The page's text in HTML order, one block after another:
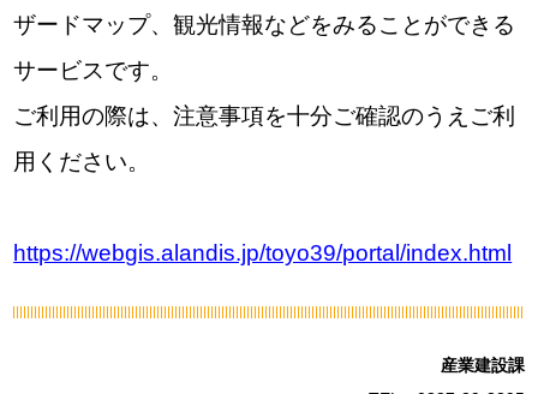
ザードマップ、観光情報などをみることができる
サービスです。
ご利用の際は、注意事項を十分ご確認のうえご利
用ください。
https://webgis.alandis.jp/toyo39/portal/index.html
産業建設課